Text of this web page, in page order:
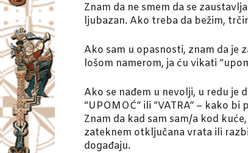
Znam da ne smem da se
ljubazan. Ako treba da bežim,
Ako sam u opasnosti, znam da je
lošom namerom, ja ću vikati
Ako se nađem u nevolji, u redu je
“UPOMOĆ” ili “VATRA” – kako
Znam da kad sam sam/a kod
zateknem otključana vrata ili
događaju.